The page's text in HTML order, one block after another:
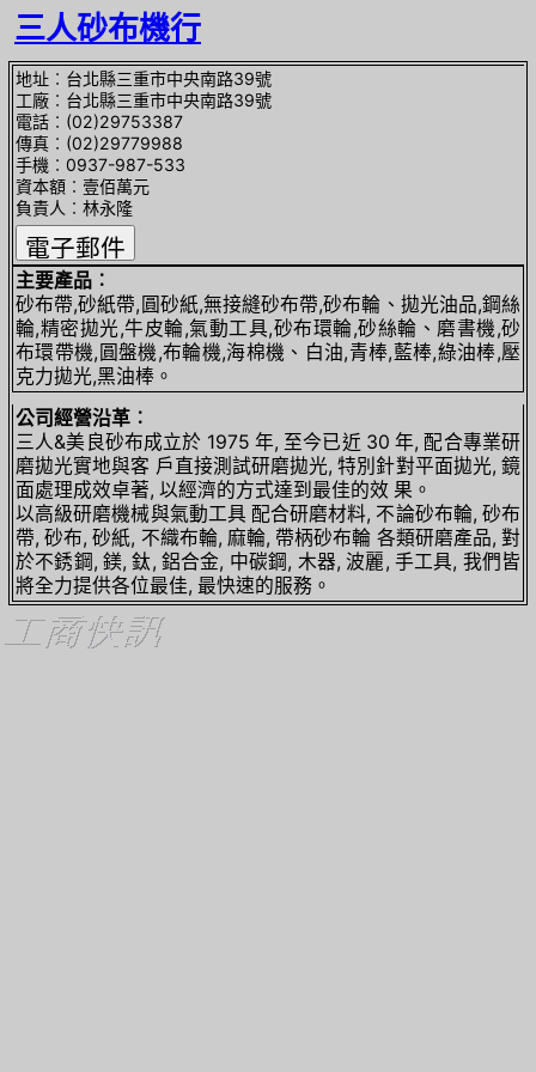
三人砂布機行
地址︰台北縣三重市中央南路39號
工廠︰台北縣三重市中央南路39號
電話︰(02)29753387
傳真︰(02)29779988
手機︰0937-987-533
資本額︰壹佰萬元
負責人︰林永隆
主要產品︰
砂布帶,砂紙帶,圓砂紙,無接縫砂布帶,砂布輪、拋光油品,鋼絲
輪,精密拋光,牛皮輪,氣動工具,砂布環輪,砂絲輪、磨書機,砂
布環帶機,圓盤機,布輪機,海棉機、白油,青棒,藍棒,綠油棒,壓
克力拋光,黑油棒。
公司經營沿革︰
三人&美良砂布成立於 1975 年, 至今已近 30 年, 配合專業研
磨拋光實地與客 戶直接測試研磨拋光, 特別針對平面拋光, 鏡
面處理成效卓著, 以經濟的方式達到最佳的效 果。
以高級研磨機械與氣動工具 配合研磨材料, 不論砂布輪, 砂布
帶, 砂布, 砂紙, 不織布輪, 麻輪, 帶柄砂布輪 各類研磨產品, 對
於不銹鋼, 鎂, 鈦, 鋁合金, 中碳鋼, 木器, 波麗, 手工具, 我們皆
將全力提供各位最佳, 最快速的服務。